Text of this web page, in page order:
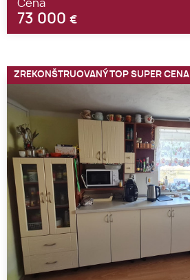
Cena
73 000 €
ZREKONŠTRUOVANÝ TOP SUPER CENA